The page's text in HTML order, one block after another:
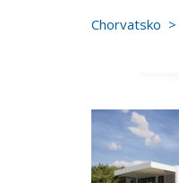
Chorvatsko